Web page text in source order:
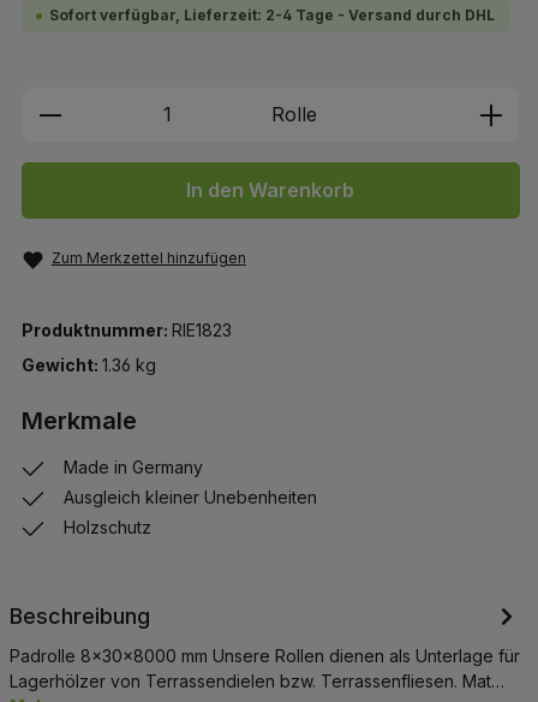
Sofort verfügbar, Lieferzeit: 2-4 Tage - Versand durch DHL
Produkt Anzahl: Gib den
Rolle
In den Warenkorb
Zum Merkzettel hinzufügen
Produktnummer: RIE1823
Gewicht: 1.36 kg
Merkmale
Made in Germany
Ausgleich kleiner Unebenheiten
Holzschutz
Beschreibung
Padrolle 8x30x8000 mm Unsere Rollen dienen als Unterlage für
Lagerhölzer von Terrassendielen bzw. Terrassenfliesen. Mat…